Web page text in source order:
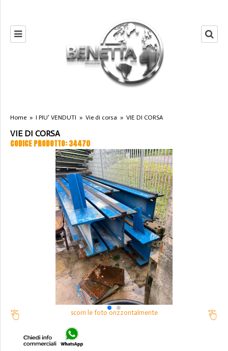
Home » I PIU' VENDUTI » Vie di corsa » VIE DI CORSA
VIE DI CORSA
CODICE PRODOTTO: 34470
scorri le foto orizzontalmente